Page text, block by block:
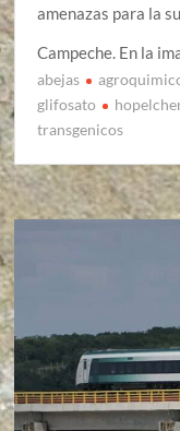
amenazas para la
Campeche. En la
abejas
glifosato
transgenicos